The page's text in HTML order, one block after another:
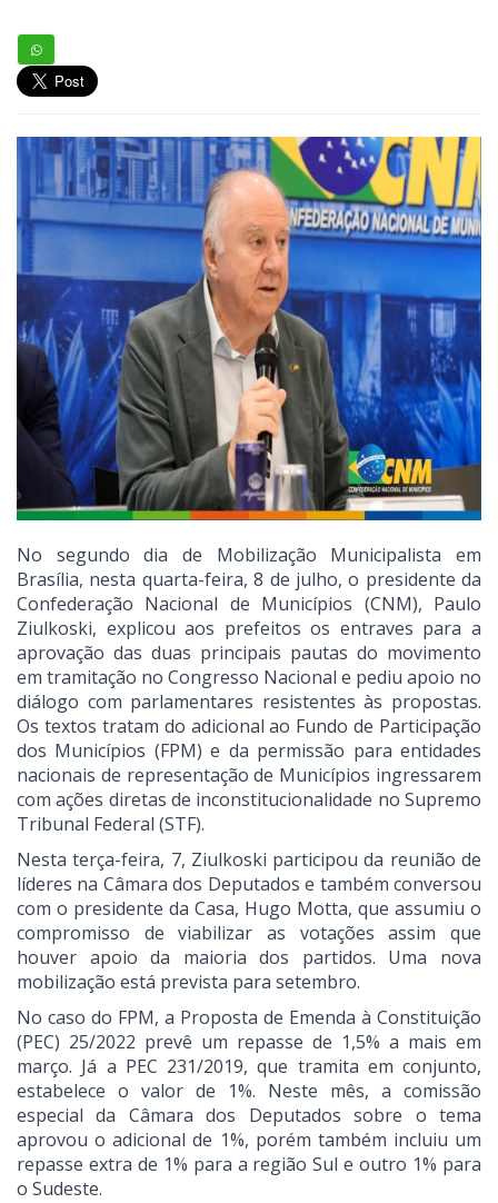
No segundo dia de Mobilização Municipalista em
Brasília, nesta quarta-feira, 8 de julho, o presidente da
Confederação Nacional de Municípios (CNM), Paulo
Ziulkoski, explicou aos prefeitos os entraves para a
aprovação das duas principais pautas do movimento
em tramitação no Congresso Nacional e pediu apoio no
diálogo com parlamentares resistentes às propostas.
Os textos tratam do adicional ao Fundo de Participação
dos Municípios (FPM) e da permissão para entidades
nacionais de representação de Municípios ingressarem
com ações diretas de inconstitucionalidade no Supremo
Tribunal Federal (STF).
Nesta terça-feira, 7, Ziulkoski participou da reunião de
líderes na Câmara dos Deputados e também conversou
com o presidente da Casa, Hugo Motta, que assumiu o
compromisso de viabilizar as votações assim que
houver apoio da maioria dos partidos. Uma nova
mobilização está prevista para setembro.
No caso do FPM, a Proposta de Emenda à Constituição
(PEC) 25/2022 prevê um repasse de 1,5% a mais em
março. Já a PEC 231/2019, que tramita em conjunto,
estabelece o valor de 1%. Neste mês, a comissão
especial da Câmara dos Deputados sobre o tema
aprovou o adicional de 1%, porém também incluiu um
repasse extra de 1% para a região Sul e outro 1% para
o Sudeste.